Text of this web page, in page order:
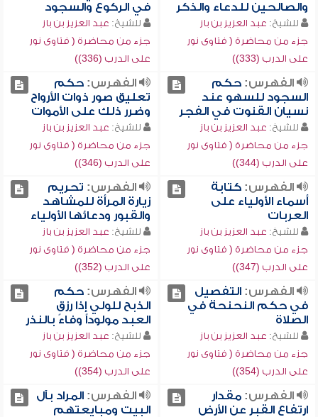
والصالحين للدعاء والذكر
للشيخ: عبد العزيز بن باز
جزء من محاضرة ( فتاوى نور
على الدرب (333))
في الركوع والسجود
للشيخ: عبد العزيز بن باز
جزء من محاضرة ( فتاوى نور
على الدرب (336))
الفهرس:حكم
السجود للسهو عند
نسيان القنوت في الفجر
للشيخ: عبد العزيز بن باز
جزء من محاضرة ( فتاوى نور
على الدرب (344))
الفهرس:حكم
تعليق صور ذوات الأرواح
وضرر ذلك على الأموات
للشيخ: عبد العزيز بن باز
جزء من محاضرة ( فتاوى نور
على الدرب (346))
الفهرس:كتابة
أسماء الأولياء على
العربات
للشيخ: عبد العزيز بن باز
جزء من محاضرة ( فتاوى نور
على الدرب (347))
الفهرس: تحريم
زيارة المرأة للمشاهد
والقبور ودعائها الأولياء
للشيخ: عبد العزيز بن باز
جزء من محاضرة ( فتاوى نور
على الدرب (352))
الفهرس:التفصيل
في حكم النحنحة في
الصلاة
للشيخ: عبد العزيز بن باز
جزء من محاضرة ( فتاوى نور
على الدرب (354))
الفهرس:حكم
الذبح للولي إذا رزق
العبد مولوداً وفاءً بالنذر
للشيخ: عبد العزيز بن باز
جزء من محاضرة ( فتاوى نور
على الدرب (354))
الفهرس:مقدار
ارتفاع القبر عن الأرض
الفهرس:المراد بآل
البيت ومبايعتهم